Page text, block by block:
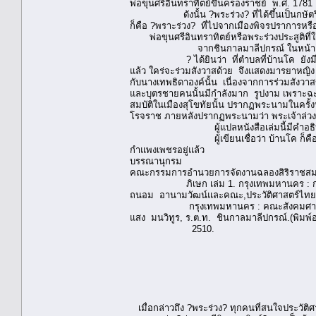
พ่อขุนศรีอินทราทิตย์ขึ้นครองราชย์ พ.ศ. 1781
ดังนั้น ?พระร่วง? ที่ได้ขึ้นเป็นกษัตริย์เ
ก็คือ ?พราะร่วง? ที่ไปจากเมืองพิจรปราการหรื
พ่อขุนศรีอินทราทิตย์หรือพระร่วงประสูติที่
จากชินกาลมาลีปกรณ์ ในหน้า 112-
? ได้ยินว่า ที่ตำบลที่บ้านโค ยังมีชายคน
แล้ว ใคร่จะร่วมสังวาสด้วย จึงแสดงมารยาห
กับนางเทพธิดาองค์นั้น เนื่องจากการร่วมสังว
และบุตรชายคนนั้นมีกำลังมาก รูปงาม เพราะ
สมบัติในเมืองสุโขทัยนั้น ปรากฏพระนามในครั้
โรจราช ภายหลังปรากฏพระนามว่า พระเจ้าล่ว
ผู้แปลหนังสือเล่มนี้มีคำอธิบายว่า
ผู้เขียนเชื่อว่า บ้านโค ก็คือ บ้านโคน อั
กำแพงเพชรอยู่แล้ว
บรรณานุกรม
คณะกรรมการอำนวยการจัดงานฉลองสิริราช
ภิเษก เล่ม 1. กรุงเทพมหานคร : กร
ถนอม อานามวัฒน์และคณะ,ประวัติศาสตร์ไท
กรุงเทพมหานคร : คณะสังคมศาสตร์
แสง มนวิทูร, ร.ต.ท. ชินกาลมาลีปกรณ์.(พิม
2510.
เมื่อกล่าวถึง ?พระร่วง? ทุกคนที่สนใจประวัติ